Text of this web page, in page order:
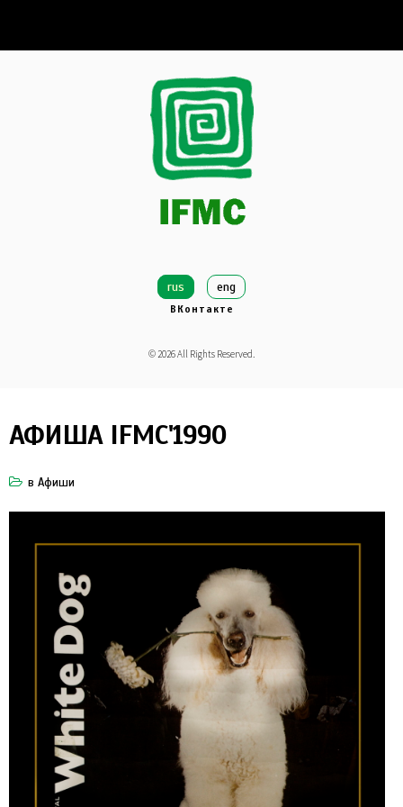
rus eng
ВКонтакте
© 2026All Rights Reserved.
АФИША IFMC'1990
в Афиши